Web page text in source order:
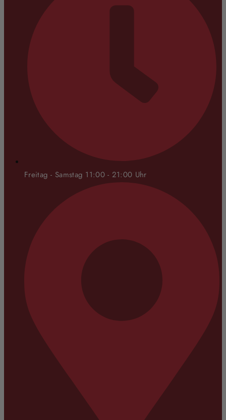
Freitag - Samstag 11:00 - 21:00 Uhr